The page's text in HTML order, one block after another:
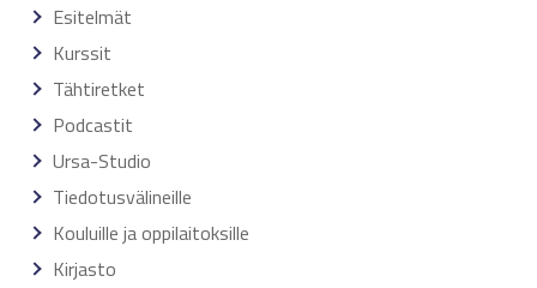
Esitelmät
Kurssit
Tähtiretket
Podcastit
Ursa-Studio
Tiedotusvälineille
Kouluille ja oppilaitoksille
Kirjasto